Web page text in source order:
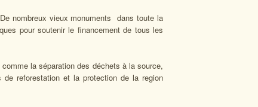
nombreux vieux monuments dans toute la
pour soutenir le financement de tous les
la séparation des déchets à la source,
reforestation et la protection de la region